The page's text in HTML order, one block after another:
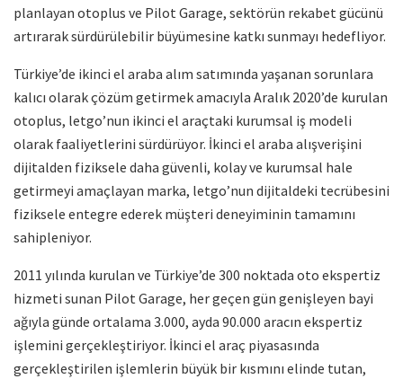
planlayan otoplus ve Pilot Garage, sektörün rekabet gücünü
artırarak sürdürülebilir büyümesine katkı sunmayı hedefliyor.
Türkiye’de ikinci el araba alım satımında yaşanan sorunlara
kalıcı olarak çözüm getirmek amacıyla Aralık 2020’de kurulan
otoplus, letgo’nun ikinci el araçtaki kurumsal iş modeli
olarak faaliyetlerini sürdürüyor. İkinci el araba alışverişini
dijitalden fiziksele daha güvenli, kolay ve kurumsal hale
getirmeyi amaçlayan marka, letgo’nun dijitaldeki tecrübesini
fiziksele entegre ederek müşteri deneyiminin tamamını
sahipleniyor.
2011 yılında kurulan ve Türkiye’de 300 noktada oto ekspertiz
hizmeti sunan Pilot Garage, her geçen gün genişleyen bayi
ağıyla günde ortalama 3.000, ayda 90.000 aracın ekspertiz
işlemini gerçekleştiriyor. İkinci el araç piyasasında
gerçekleştirilen işlemlerin büyük bir kısmını elinde tutan,